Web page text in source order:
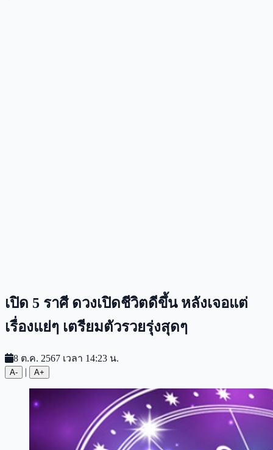
เปิด 5 ราศี ดวงเปิดชีวิตดีขึ้น หลังเจอแต่
เรื่องแย่ๆ เตรียมตัวรวยรุ่งสุดๆ
8 ต.ค. 2567 เวลา 14:23 น.
A- | A+